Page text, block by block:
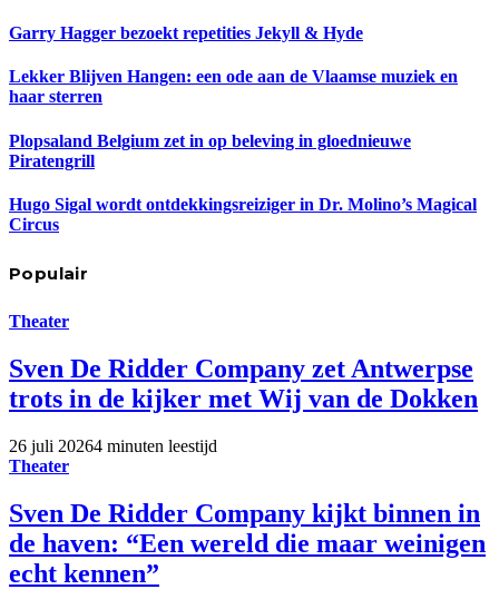
Garry Hagger bezoekt repetities Jekyll & Hyde
Lekker Blijven Hangen: een ode aan de Vlaamse muziek en
haar sterren
Plopsaland Belgium zet in op beleving in gloednieuwe
Piratengrill
Hugo Sigal wordt ontdekkingsreiziger in Dr. Molino’s Magical
Circus
Populair
Theater
Sven De Ridder Company zet Antwerpse
trots in de kijker met Wij van de Dokken
26 juli 20264 minuten leestijd
Theater
Sven De Ridder Company kijkt binnen in
de haven: “Een wereld die maar weinigen
echt kennen”